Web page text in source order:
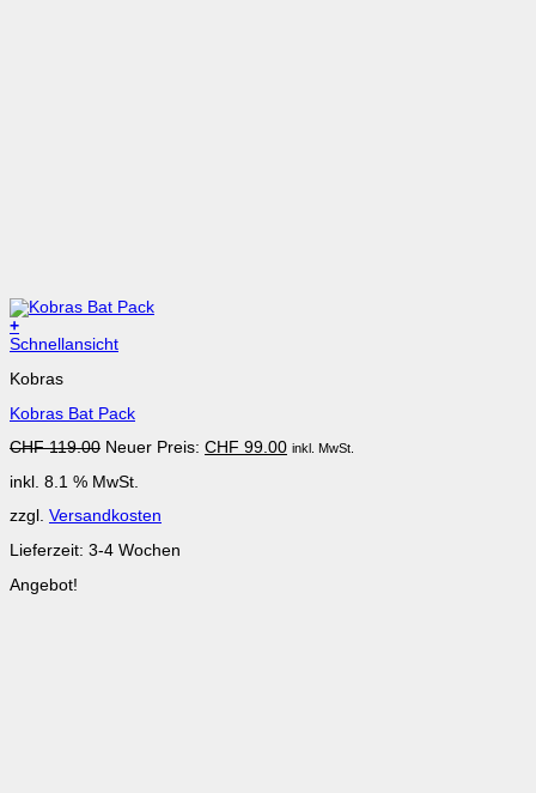
+
Schnellansicht
Kobras
Kobras Bat Pack
CHF119.00 Ursprünglicher
war:
Neuer Preis: CHF 99.00Aktueller
inkl. MwSt.
inkl. 8.1 % MwSt.
zzgl. Versandkosten
Lieferzeit: 3-4 Wochen
Angebot!